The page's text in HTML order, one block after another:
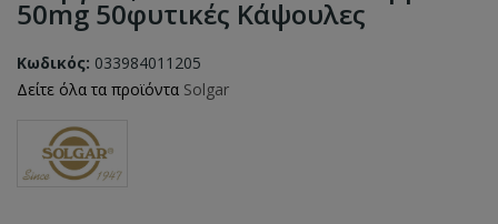
50mg 50φυτικές Κάψουλες
Κωδικός: 033984011205
Δείτε όλα τα προϊόντα Solgar